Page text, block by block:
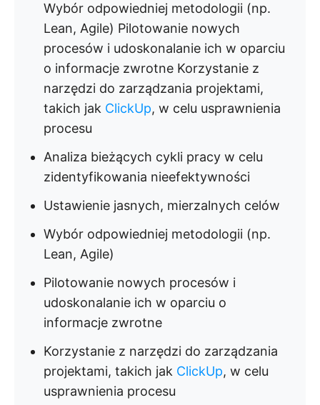
Wybór odpowiedniej metodologii (np.
Lean, Agile) Pilotowanie nowych
procesów i udoskonalanie ich w oparciu
o informacje zwrotne Korzystanie z
narzędzi do zarządzania projektami,
takich jak ClickUp, w celu usprawnienia
procesu
Analiza bieżących cykli pracy w celu
zidentyfikowania nieefektywności
Ustawienie jasnych, mierzalnych celów
Wybór odpowiedniej metodologii (np.
Lean, Agile)
Pilotowanie nowych procesów i
udoskonalanie ich w oparciu o
informacje zwrotne
Korzystanie z narzędzi do zarządzania
projektami, takich jak ClickUp, w celu
usprawnienia procesu